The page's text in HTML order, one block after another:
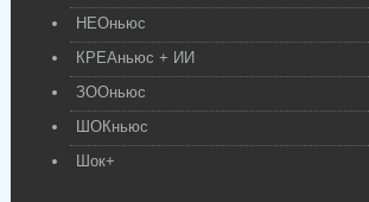
НЕОньюс
КРЕАньюс + ИИ
ЗООньюс
ШОКньюс
Шок+